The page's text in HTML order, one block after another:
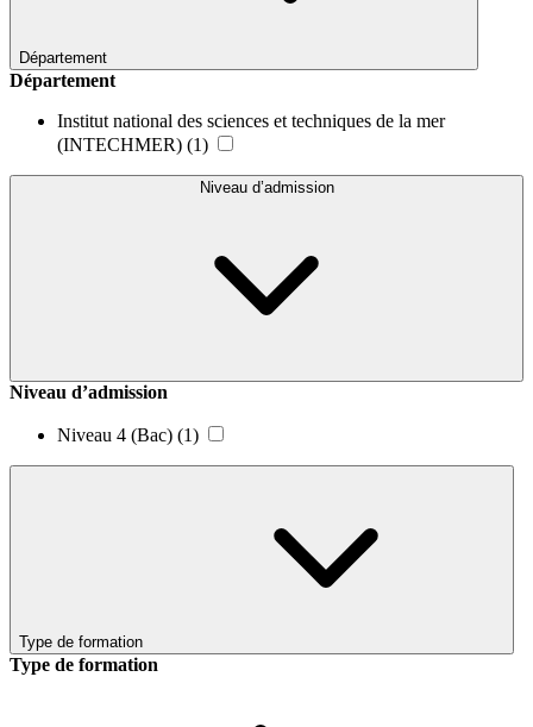
Département
Département
Institut national des sciences et techniques de la mer
(INTECHMER) (1)
Niveau d’admission
Niveau d’admission
Niveau 4 (Bac) (1)
Type de formation
Type de formation